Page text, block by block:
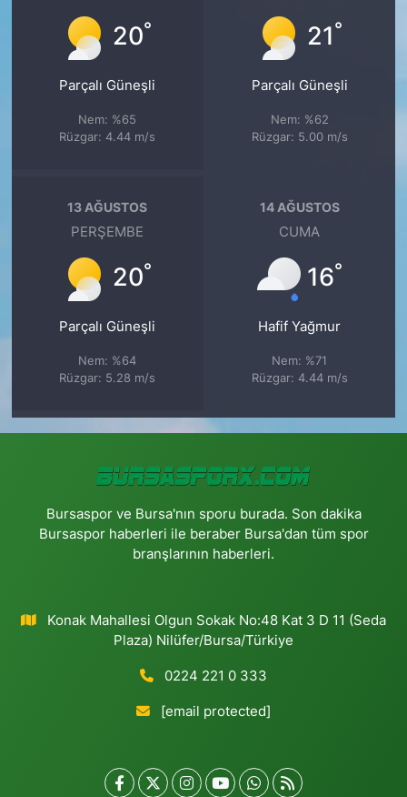
20°
Parçalı Güneşli
Nem: %65
Rüzgar: 4.44 m/s
21°
Parçalı Güneşli
Nem: %62
Rüzgar: 5.00 m/s
13 AĞUSTOS
PERŞEMBE
20°
Parçalı Güneşli
Nem: %64
Rüzgar: 5.28 m/s
14 AĞUSTOS
CUMA
16°
Hafif Yağmur
Nem: %71
Rüzgar: 4.44 m/s
Bursaspor ve Bursa'nın sporu burada. Son dakika
Bursaspor haberleri ile beraber Bursa'dan tüm spor
branşlarının haberleri.
Konak Mahallesi Olgun Sokak No:48 Kat 3 D 11 (Seda
Plaza) Nilüfer/Bursa/Türkiye
0224 221 0 333
[email protected]